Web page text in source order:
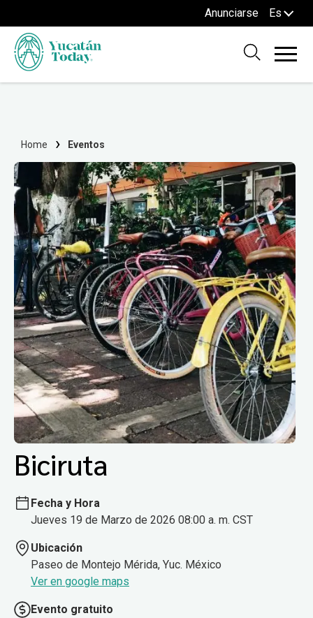
Anunciarse Es
Home Eventos
Biciruta
Fecha y Hora
Jueves 19 de Marzo de 2026 08:00 a. m. CST
Ubicación
Paseo de Montejo Mérida, Yuc. México
Ver en google maps
Evento gratuito